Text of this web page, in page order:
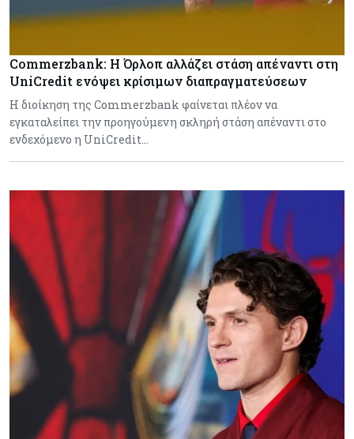
Commerzbank: Η Όρλοπ αλλάζει στάση απέναντι στη
UniCredit ενόψει κρίσιμων διαπραγματεύσεων
H διοίκηση της Commerzbank φαίνεται πλέον να
εγκαταλείπει την προηγούμενη σκληρή στάση απέναντι στο
ενδεχόμενο η UniCredit…